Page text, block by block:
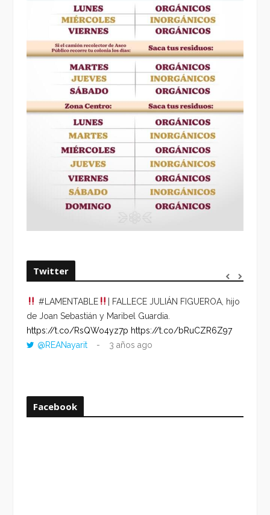
Twitter
#LAMENTABLE
| FALLECE JULIÁN FIGUEROA, hijo
de Joan Sebastián y Maribel Guardia.
https://t.co/RsQWo4yz7p https://t.co/bRuCZR6Z97
@REANayarit
3 años ago
Facebook